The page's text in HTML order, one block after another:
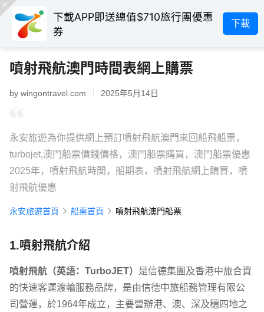
下載APP即送總值$710旅行團優惠
券
下載
噴射飛航澳門時間表網上購票
by wingontravel.com 2025年5月14日
永安旅遊為你提供網上預訂噴射飛航澳門來回船飛船票，
turbojet,澳門船票價錢價格，澳門船票購買，澳門船票優惠
2025年，噴射飛航時間，船期表，噴射飛航網上購買，噴
射飛航優惠
永安旅遊首頁 船票首頁 噴射飛航澳門船票
1.噴射飛航介紹
噴射飛航（英語：TurboJET） 是信德集團及香港中旅合資
的快速客運渡輪服務品牌，是由信德中旅船務管理有限公
司營運，於1964年成立，主要營辦港、澳、深及穗四地之